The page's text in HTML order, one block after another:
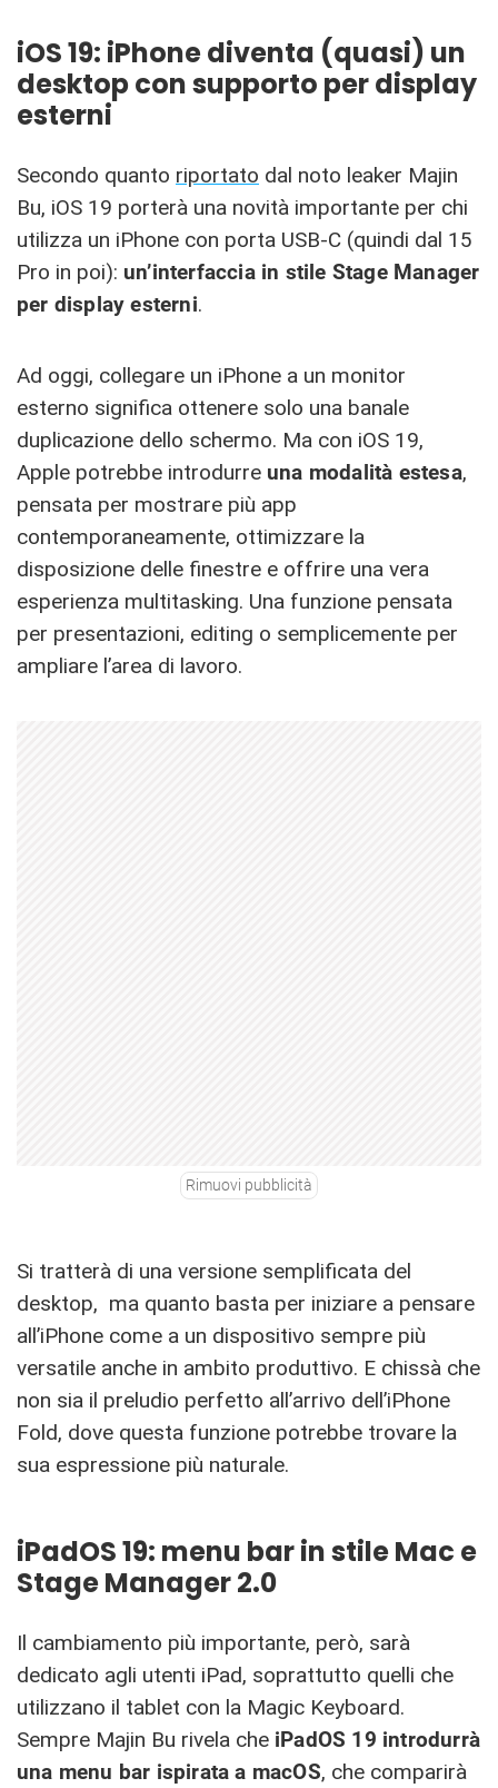
iOS 19: iPhone diventa (quasi) un
desktop con supporto per display
esterni
Secondo quanto riportato dal noto leaker Majin
Bu, iOS 19 porterà una novità importante per chi
utilizza un iPhone con porta USB-C (quindi dal 15
Pro in poi): un’interfaccia in stile Stage Manager
per display esterni.
Ad oggi, collegare un iPhone a un monitor
esterno significa ottenere solo una banale
duplicazione dello schermo. Ma con iOS 19,
Apple potrebbe introdurre una modalità estesa,
pensata per mostrare più app
contemporaneamente, ottimizzare la
disposizione delle finestre e offrire una vera
esperienza multitasking. Una funzione pensata
per presentazioni, editing o semplicemente per
ampliare l’area di lavoro.
Rimuovi pubblicità
Si tratterà di una versione semplificata del
desktop, ma quanto basta per iniziare a pensare
all’iPhone come a un dispositivo sempre più
versatile anche in ambito produttivo. E chissà che
non sia il preludio perfetto all’arrivo dell’iPhone
Fold, dove questa funzione potrebbe trovare la
sua espressione più naturale.
iPadOS 19: menu bar in stile Mac e
Stage Manager 2.0
Il cambiamento più importante, però, sarà
dedicato agli utenti iPad, soprattutto quelli che
utilizzano il tablet con la Magic Keyboard.
Sempre Majin Bu rivela che iPadOS 19 introdurrà
una menu bar ispirata a macOS, che comparirà